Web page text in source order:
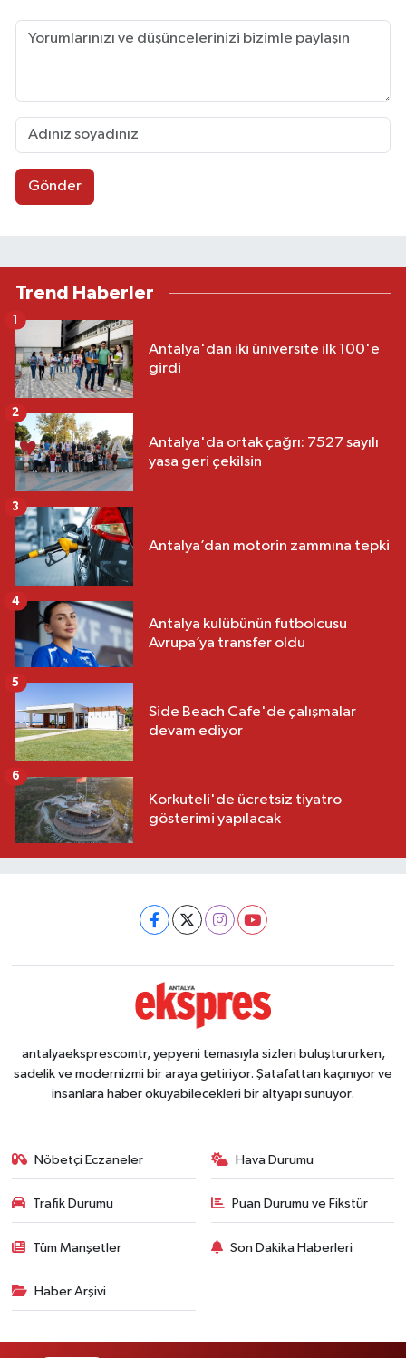
Gönder
Trend Haberler
Antalya'dan iki üniversite ilk 100'e
girdi
1
Antalya'da ortak çağrı: 7527 sayılı
yasa geri çekilsin
2
Antalya’dan motorin zammına tepki
3
Antalya kulübünün futbolcusu
Avrupa’ya transfer oldu
4
Side Beach Cafe'de çalışmalar
devam ediyor
5
Korkuteli'de ücretsiz tiyatro
gösterimi yapılacak
6
antalyaeksprescomtr, yepyeni temasıyla sizleri buluştururken,
sadelik ve modernizmi bir araya getiriyor. Şatafattan kaçınıyor ve
insanlara haber okuyabilecekleri bir altyapı sunuyor.
Nöbetçi Eczaneler Hava Durumu
Trafik Durumu Puan Durumu ve Fikstür
Tüm Manşetler Son Dakika Haberleri
Haber Arşivi